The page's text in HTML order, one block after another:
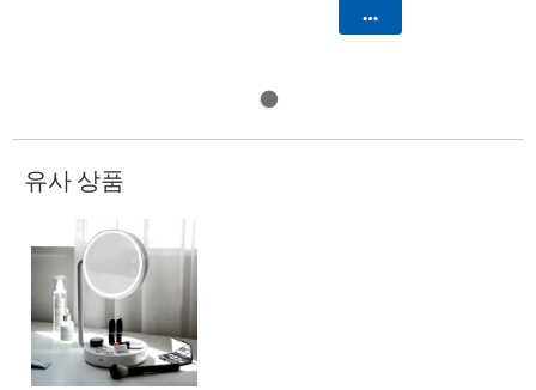
카트에 담기
유사 상품